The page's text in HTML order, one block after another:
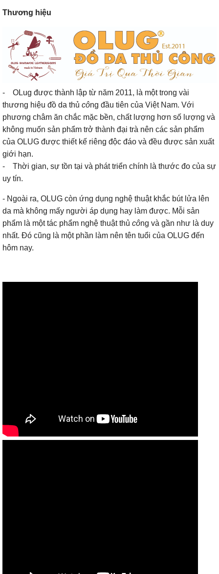
Thương hiệu
- OLug được thành lập từ năm 2011, là một trong vài
thương hiệu đồ da thủ công đầu tiên của Việt Nam. Với
phương châm ăn chắc mặc bền, chất lượng hơn số lượng và
không muốn sản phẩm trở thành đại trà nên các sản phẩm
của OLUG được thiết kế riêng độc đáo và đều được sản xuất
giới hạn.
- Thời gian, sự tồn tại và phát triển chính là thước đo của sự
uy tín.
- Ngoài ra, OLUG còn ứng dụng nghệ thuật khắc bút lửa lên
da mà không mấy người áp dụng hay làm được. Mỗi sản
phẩm là một tác phẩm nghệ thuật thủ công và gần như là duy
nhất. Đó cũng là một phần làm nên tên tuổi của OLUG đến
hôm nay.